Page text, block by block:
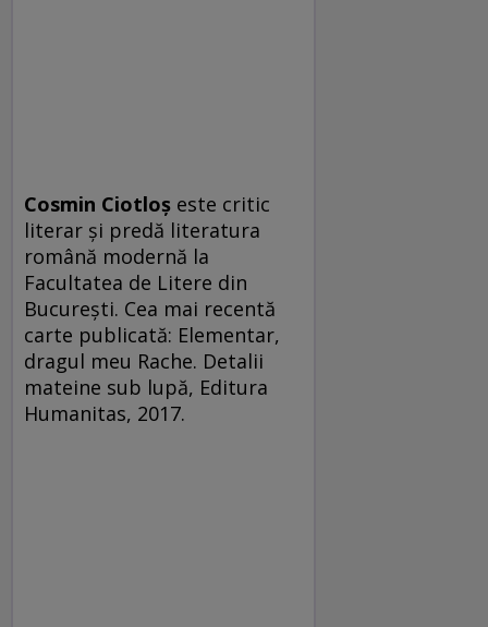
Cosmin Ciotloş este critic
literar și predă literatura
română modernă la
Facultatea de Litere din
București. Cea mai recentă
carte publicată: Elementar,
dragul meu Rache. Detalii
mateine sub lupă, Editura
Humanitas, 2017.